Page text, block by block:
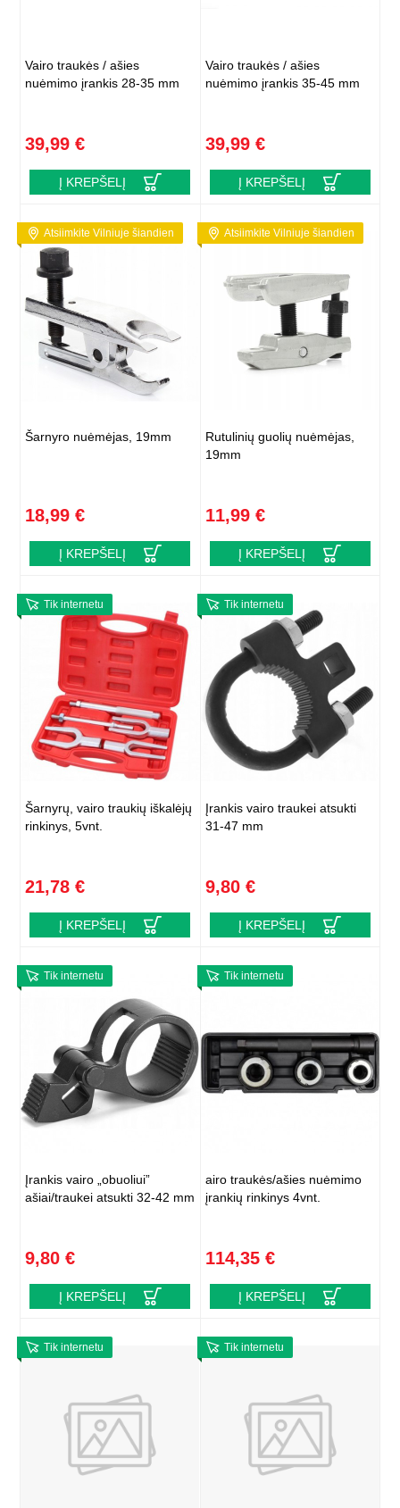
Vairo traukės / ašies
nuėmimo įrankis 28-35 mm
39,99 €
Į KREPŠELĮ
Vairo traukės / ašies
nuėmimo įrankis 35-45 mm
39,99 €
Į KREPŠELĮ
Atsiimkite Vilniuje šiandien
Šarnyro nuėmėjas, 19mm
18,99 €
Į KREPŠELĮ
Atsiimkite Vilniuje šiandien
Rutulinių guolių nuėmėjas,
19mm
11,99 €
Į KREPŠELĮ
Tik internetu
Šarnyrų, vairo traukių iškalėjų
rinkinys, 5vnt.
21,78 €
Į KREPŠELĮ
Tik internetu
Įrankis vairo traukei atsukti
31-47 mm
9,80 €
Į KREPŠELĮ
Tik internetu
Įrankis vairo „obuoliui”
ašiai/traukei atsukti 32-42 mm
9,80 €
Į KREPŠELĮ
Tik internetu
airo traukės/ašies nuėmimo
įrankių rinkinys 4vnt.
114,35 €
Į KREPŠELĮ
Tik internetu Tik internetu